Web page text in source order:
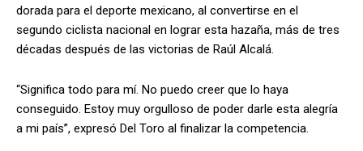
dorada para el deporte mexicano, al convertirse en el
segundo ciclista nacional en lograr esta hazaña, más de tres
décadas después de las victorias de Raúl Alcalá.
“Significa todo para mí. No puedo creer que lo haya
conseguido. Estoy muy orgulloso de poder darle esta alegría
a mi país”, expresó Del Toro al finalizar la competencia.